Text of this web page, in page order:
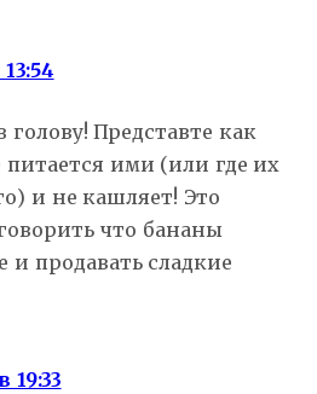
голову! Представте как
ими (или где их
и не кашляет! Это
что бананы
и продавать сладкие
19:33